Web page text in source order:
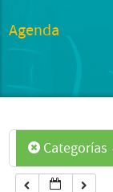
Agenda
Categorías
6:00 am